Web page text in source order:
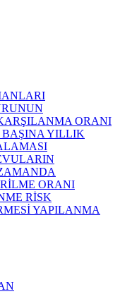
ORANI
BAŞINA YILLIK
ORANI
RİSK
YAPILANMA